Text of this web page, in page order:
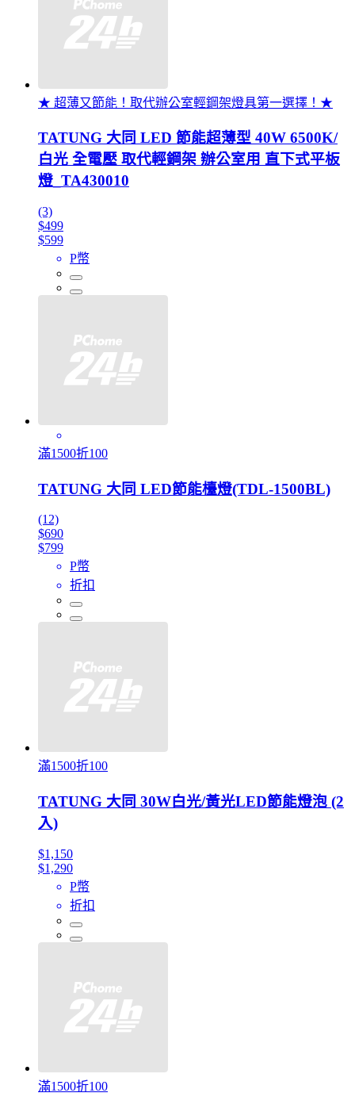
★ 超薄又節能！取代辦公室輕鋼架燈具第一選擇！★
TATUNG 大同 LED 節能超薄型 40W 6500K/
白光 全電壓 取代輕鋼架 辦公室用 直下式平板
燈_TA430010
(3)
$499
$599
P幣
滿1500折100
TATUNG 大同 LED節能檯燈(TDL-1500BL)
(12)
$690
$799
P幣
折扣
滿1500折100
TATUNG 大同 30W白光/黃光LED節能燈泡 (2
入)
$1,150
$1,290
P幣
折扣
滿1500折100